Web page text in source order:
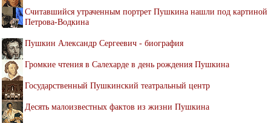
Считавшийся утраченным портрет Пушкина нашли под картиной
Петрова-Водкина
Пушкин Александр Сергеевич - биография
Громкие чтения в Салехарде в день рождения Пушкина
Государственный Пушкинский театральный центр
Десять малоизвестных фактов из жизни Пушкина